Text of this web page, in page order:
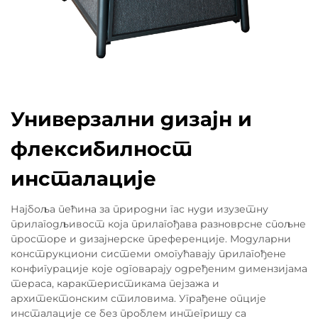
Универзални дизајн и
флексибилност
инсталације
Најбоља пећина за природни гас нуди изузетну
прилагодљивост која прилагођава разноврсне спољне
просторе и дизајнерске преференције. Модуларни
конструкциони системи омогућавају прилагођене
конфигурације које одговарају одређеним димензијама
тераса, карактеристикама пејзажа и
архитектонским стиловима. Уграђене опције
инсталације се без проблем интегришу са